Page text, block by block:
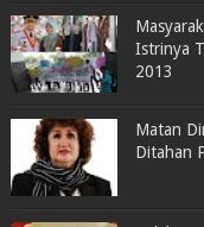
Istrinya
2013
Matan
Ditahan